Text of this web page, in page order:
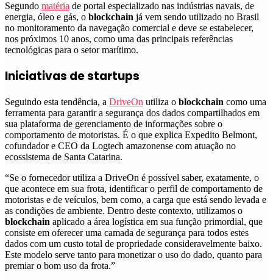
Segundo matéria de portal especializado nas indústrias navais, de
energia, óleo e gás, o blockchain já vem sendo utilizado no Brasil
no monitoramento da navegação comercial e deve se estabelecer,
nos próximos 10 anos, como uma das principais referências
tecnológicas para o setor marítimo.
Iniciativas de startups
Seguindo esta tendência, a DriveOn utiliza o blockchain como uma
ferramenta para garantir a segurança dos dados compartilhados em
sua plataforma de gerenciamento de informações sobre o
comportamento de motoristas. É o que explica Expedito Belmont,
cofundador e CEO da Logtech amazonense com atuação no
ecossistema de Santa Catarina.
“Se o fornecedor utiliza a DriveOn é possível saber, exatamente, o
que acontece em sua frota, identificar o perfil de comportamento de
motoristas e de veículos, bem como, a carga que está sendo levada e
as condições de ambiente. Dentro deste contexto, utilizamos o
blockchain aplicado a área logística em sua função primordial, que
consiste em oferecer uma camada de segurança para todos estes
dados com um custo total de propriedade consideravelmente baixo.
Este modelo serve tanto para monetizar o uso do dado, quanto para
premiar o bom uso da frota.”